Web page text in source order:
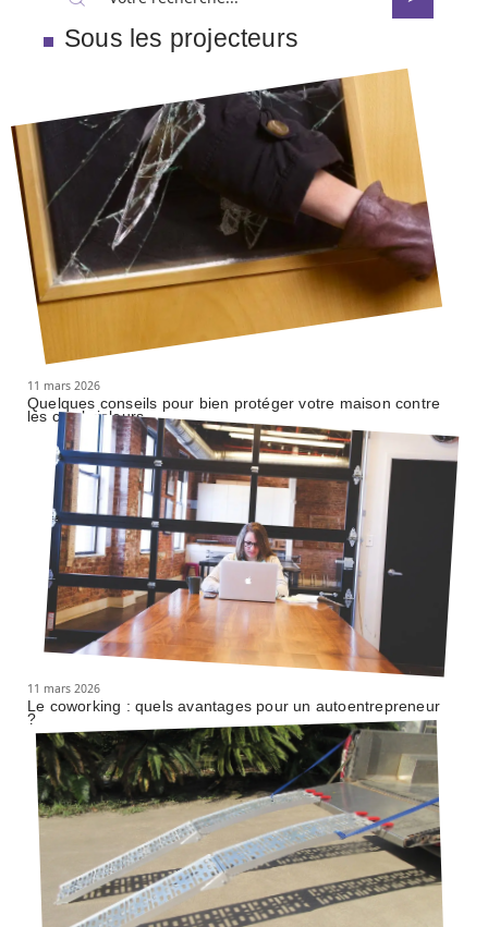
Sous les projecteurs
11 mars 2026
Quelques conseils pour bien protéger votre maison contre
les cambrioleurs
11 mars 2026
Le coworking : quels avantages pour un autoentrepreneur
?